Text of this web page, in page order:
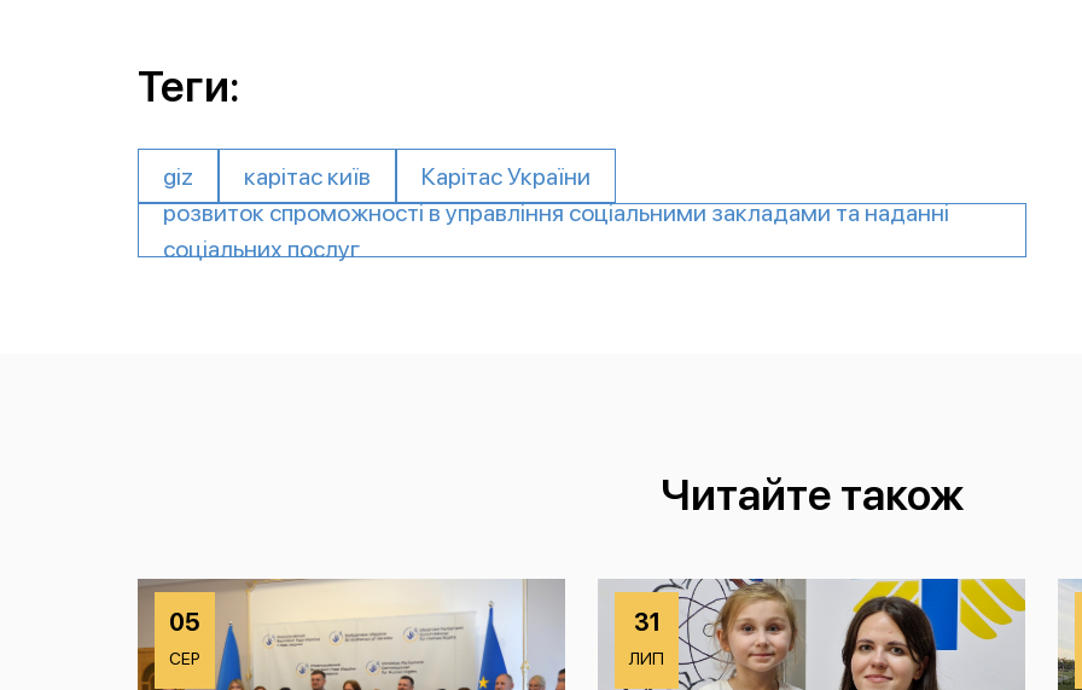
Теги:
giz карітас київ
Карітас України
розвиток спроможності в управління соціальними закладами та наданні
соціальних послуг
Читайте також
05
СЕР
31
ЛИП